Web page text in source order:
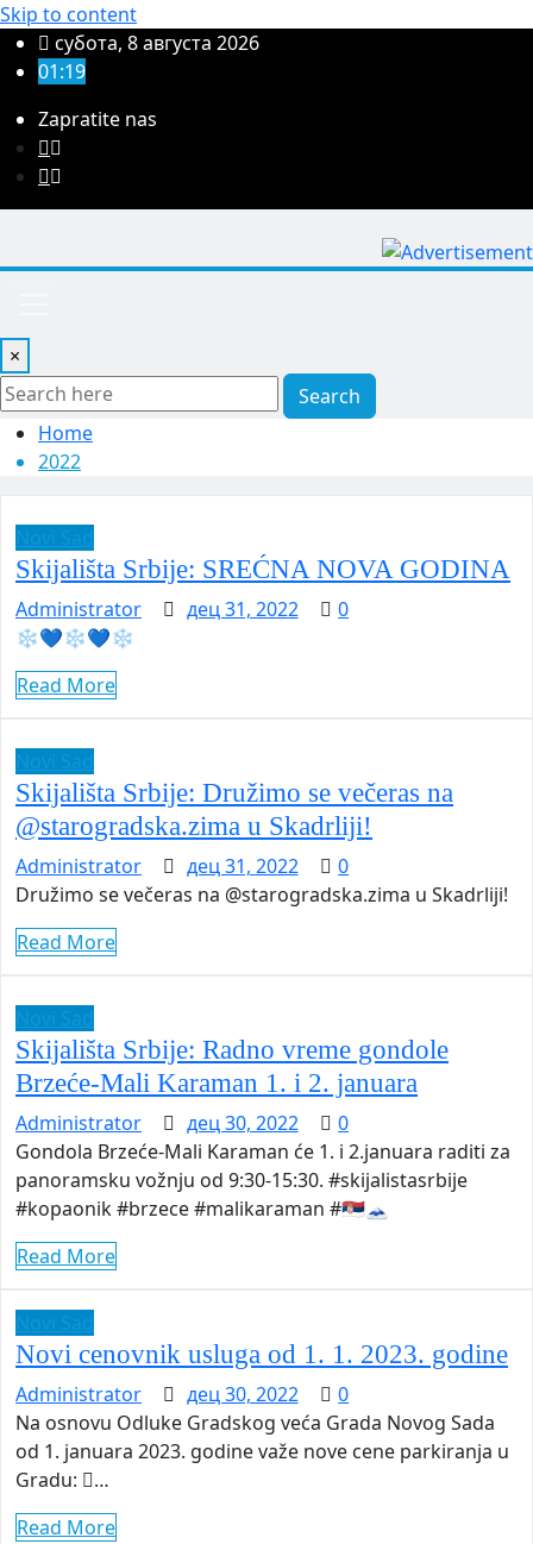
Skip to content
субота, 8 августа 2026
01:19
Zapratite nas
×
Search
Home
2022
Skijališta Srbije: SREĆNA NOVA GODINA
Administrator дец 31, 2022
0
❄️💙❄️💙❄️
Read More
Skijališta Srbije: Družimo se večeras na
@starogradska.zima u Skadrliji!
Administrator дец 31, 2022
0
Družimo se večeras na @starogradska.zima u Skadrliji!
Read More
Skijališta Srbije: Radno vreme gondole
Brzeće-Mali Karaman 1. i 2. januara
Administrator дец 30, 2022
0
Gondola Brzeće-Mali Karaman će 1. i 2.januara raditi za
panoramsku vožnju od 9:30-15:30. #skijalistasrbije
#kopaonik #brzece #malikaraman #🇷🇸🗻
Read More
Novi cenovnik usluga od 1. 1. 2023. godine
Administrator дец 30, 2022
0
Na osnovu Odluke Gradskog veća Grada Novog Sada
od 1. januara 2023. godine važe nove cene parkiranja u
Gradu: …
Read More